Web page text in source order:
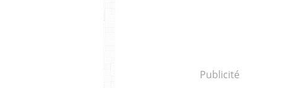
Publicité